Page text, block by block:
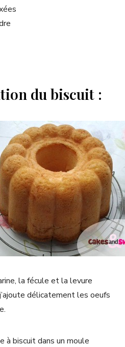
du biscuit :
la fécule et la levure
délicatement les oeufs
à biscuit dans un moule